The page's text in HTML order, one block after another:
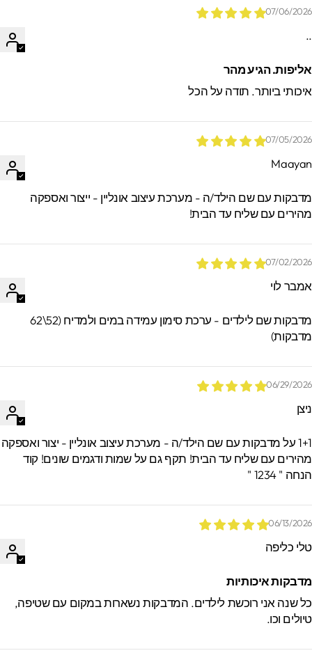
הזמנות.
07/06/
הגיע מהר
ביותר. תודה על הכל
07/05/
עם שם הילד/ה - מערכת עיצוב אונליין - ייצור ואספקה
עם שליח עד הבית!
07/02/
לוי
מדבקות שם לילדים - ערכת סימון עמידה במים ולמדיח (52\62
06/29/
1+1 על מדבקות עם שם הילד/ה - מערכת עיצוב אונליין - יצור ואספקה
עם שליח עד הבית! תקף גם על שמות ודגמים שונים! קוד
" 1234 "
06/13/
כליפה
איכותיות
שנה אני רוכשת לילדים. המדבקות נשארות במקום עם שטיפה,
וכו.